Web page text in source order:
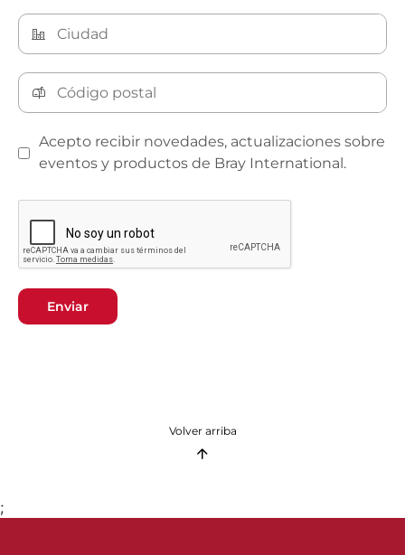
Acepto recibir novedades, actualizaciones sobre
eventos y productos de Bray International.
Enviar
Volver arriba
;